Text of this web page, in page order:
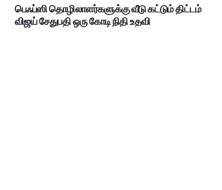
பெஃப்ஸி தொழிலாளர்களுக்கு வீடு கட்டும் திட்டம்
விஜய் சேதுபதி ஒரு கோடி நிதி உதவி